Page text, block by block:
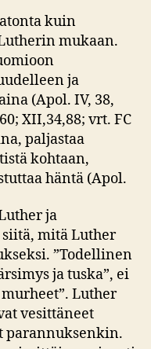
kuin
mukaan.
ja
(Apol. IV, 38,
XII,34,88; vrt. FC
paljastaa
kohtaan,
häntä (Apol.
ja
mitä Luther
”Todellinen
ja tuska”, ei
Luther
vesittäneet
parannuksenkin.